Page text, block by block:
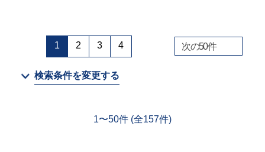
その他
1 2 3 4 次の50件
検索条件を変更する
1〜50件 (全157件)